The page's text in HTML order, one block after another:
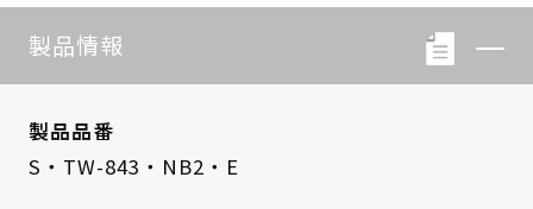
製品情報
製品品番
S・TW-843・NB2・E